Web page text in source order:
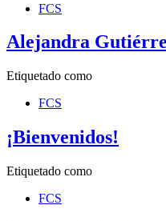
FCS
Alejandra
Etiquetado como
FCS
¡Bienvenidos!
Etiquetado como
FCS